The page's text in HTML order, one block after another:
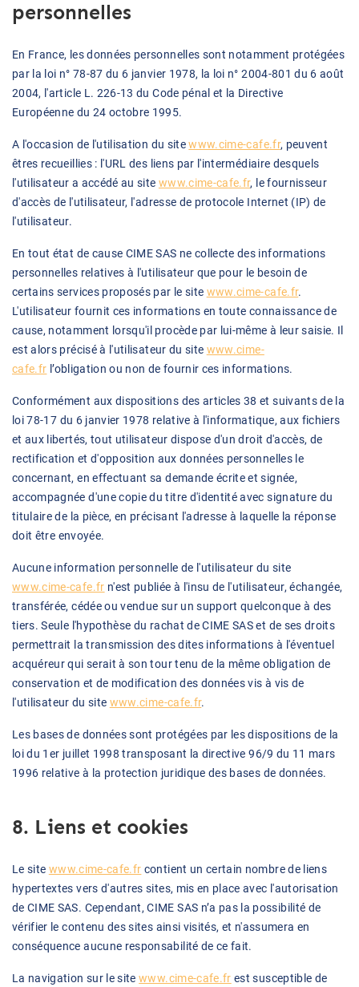
personnelles
En France, les données personnelles sont notamment protégées
par la loi n° 78-87 du 6 janvier 1978, la loi n° 2004-801 du 6 août
2004, l'article L. 226-13 du Code pénal et la Directive
Européenne du 24 octobre 1995.
A l'occasion de l'utilisation du sitewww.cime-cafe.fr, peuvent
êtres recueillies : l'URL des liens par l'intermédiaire desquels
l'utilisateur a accédé au site www.cime-cafe.fr, le fournisseur
d'accès de l'utilisateur, l'adresse de protocole Internet (IP) de
l'utilisateur.
En tout état de cause CIME SAS ne collecte des informations
personnelles relatives à l'utilisateur que pour le besoin de
certains services proposés par le site www.cime-cafe.fr.
L'utilisateur fournit ces informations en toute connaissance de
cause, notamment lorsqu'il procède par lui-même à leur saisie. Il
est alors précisé à l'utilisateur du site www.cime-
cafe.fr l’obligation ou non de fournir ces informations.
Conformément aux dispositions des articles 38 et suivants de la
loi 78-17 du 6 janvier 1978 relative à l'informatique, aux fichiers
et aux libertés, tout utilisateur dispose d'un droit d'accès, de
rectification et d'opposition aux données personnelles le
concernant, en effectuant sa demande écrite et signée,
accompagnée d'une copie du titre d'identité avec signature du
titulaire de la pièce, en précisant l'adresse à laquelle la réponse
doit être envoyée.
Aucune information personnelle de l'utilisateur du site
www.cime-cafe.fr n'est publiée à l'insu de l'utilisateur, échangée,
transférée, cédée ou vendue sur un support quelconque à des
tiers. Seule l'hypothèse du rachat de CIME SAS et de ses droits
permettrait la transmission des dites informations à l'éventuel
acquéreur qui serait à son tour tenu de la même obligation de
conservation et de modification des données vis à vis de
l'utilisateur du site www.cime-cafe.fr.
Les bases de données sont protégées par les dispositions de la
loi du 1er juillet 1998 transposant la directive 96/9 du 11 mars
1996 relative à la protection juridique des bases de données.
8. Liens et cookies
Le site www.cime-cafe.fr contient un certain nombre de liens
hypertextes vers d'autres sites, mis en place avec l'autorisation
de CIME SAS. Cependant, CIME SAS n’a pas la possibilité de
vérifier le contenu des sites ainsi visités, et n'assumera en
conséquence aucune responsabilité de ce fait.
La navigation sur le sitewww.cime-cafe.fr est susceptible de